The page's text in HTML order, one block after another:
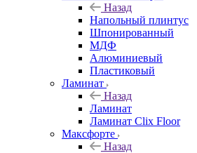
Назад
Напольный плинтус
Шпонированный
МДФ
Алюминиевый
Пластиковый
Ламинат
Назад
Ламинат
Ламинат Clix Floor
Максфорте
Назад